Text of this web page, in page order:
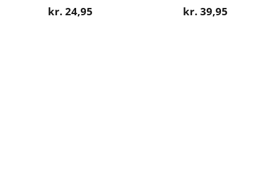
kr. 24,95
kr. 39,95